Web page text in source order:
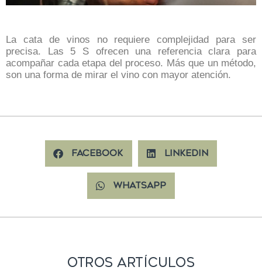
La cata de vinos no requiere complejidad para ser
precisa. Las 5 S ofrecen una referencia clara para
acompañar cada etapa del proceso. Más que un método,
son una forma de mirar el vino con mayor atención.
Facebook LinkedIn
WhatsApp
Otros Artículos